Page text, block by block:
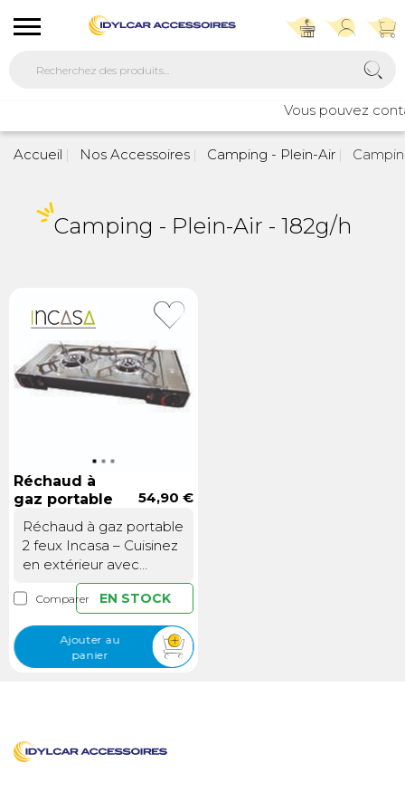
Vous pouvez
Accueil Nos Accessoires Camping - Plein-Air
Camping - Plein-Air - 182g/h
Réchaud à
gaz portable
2 feux
54,90 €
Réchaud à gaz portable
2 feux Incasa – Cuisinez
en extérieur avec
puissance et
simplicitéDeux feux
indépendants pour une
cuisine efficace en
voyageAvec ses deux
deux plats
Comparer EN STOCK
Ajouter au
panier